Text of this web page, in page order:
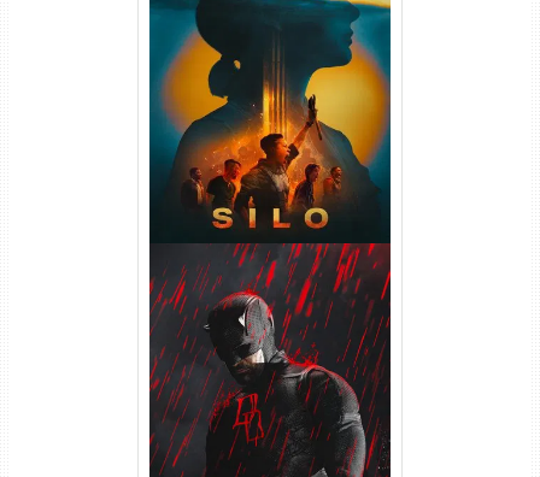
Silo 2ª Temporada (2024)
WEB-DL 1080p Dual Áudio
Demolidor: Renascido 2ª
Temporada (2026) WEB-DL
1080p Dual Áudio